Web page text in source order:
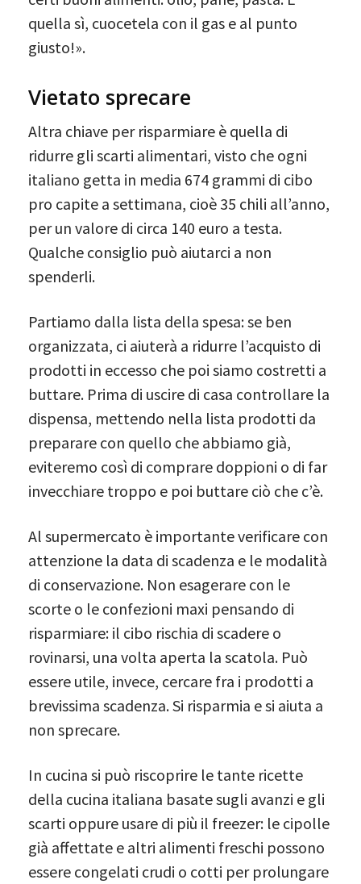
quella sì, cuocetela con il gas e al punto
giusto!».
Vietato sprecare
Altra chiave per risparmiare è quella di
ridurre gli scarti alimentari, visto che ogni
italiano getta in media 674 grammi di cibo
pro capite a settimana, cioè 35 chili all’anno,
per un valore di circa 140 euro a testa.
Qualche consiglio può aiutarci a non
spenderli.
Partiamo dalla lista della spesa: se ben
organizzata, ci aiuterà a ridurre l’acquisto di
prodotti in eccesso che poi siamo costretti a
buttare. Prima di uscire di casa controllare la
dispensa, mettendo nella lista prodotti da
preparare con quello che abbiamo già,
eviteremo così di comprare doppioni o di far
invecchiare troppo e poi buttare ciò che c’è.
Al supermercato è importante verificare con
attenzione la data di scadenza e le modalità
di conservazione. Non esagerare con le
scorte o le confezioni maxi pensando di
risparmiare: il cibo rischia di scadere o
rovinarsi, una volta aperta la scatola. Può
essere utile, invece, cercare fra i prodotti a
brevissima scadenza. Si risparmia e si aiuta a
non sprecare.
In cucina si può riscoprire le tante ricette
della cucina italiana basate sugli avanzi e gli
scarti oppure usare di più il freezer: le cipolle
già affettate e altri alimenti freschi possono
essere congelati crudi o cotti per prolungare